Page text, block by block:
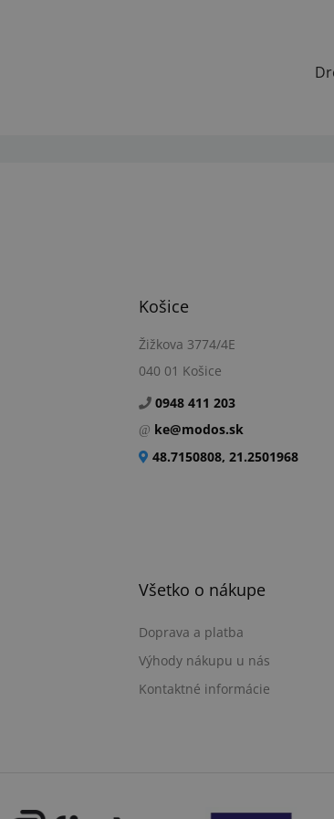
Košice
Žižkova 3774/4E
040 01 Košice
0948 411 203
ke@modos.sk
48.7150808, 21.2501968
Všetko o nákupe
Doprava a platba
Výhody nákupu u nás
Kontaktné informácie